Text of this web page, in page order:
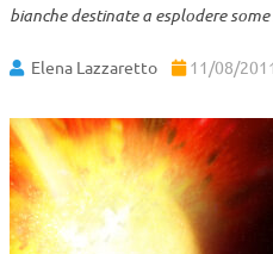
bianche destinate a esplodere
Elena Lazzaretto 11/08/2011